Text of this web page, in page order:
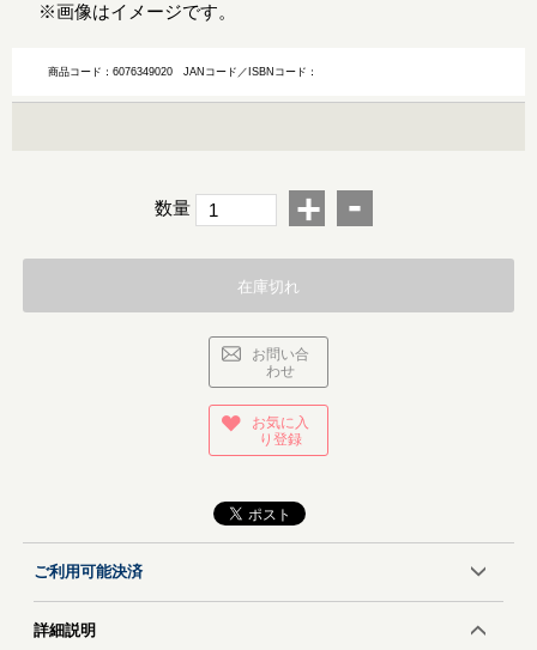
※画像はイメージです。
商品コード：6076349020JANコード／ISBNコード：
数量 + -
在庫切れ
お問い合
わせ
お気に入
り登録
ご利用可能決済
詳細説明